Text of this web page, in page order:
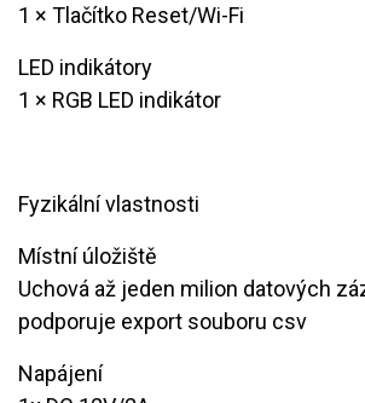
​1 × Tlačítko Reset/Wi-Fi
LED indikátory
1 × RGB LED indikátor
Fyzikální vlastnosti
Místní úložiště
Uchová až jeden milion datových
podporuje export souboru csv
Napájení